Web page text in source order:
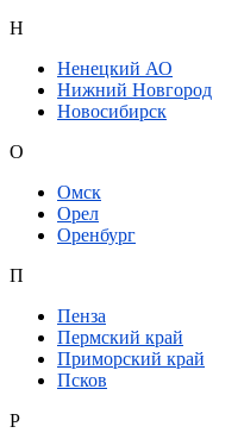
Н
Ненецкий АО
Нижний Новгород
Новосибирск
О
Омск
Орел
Оренбург
П
Пенза
Пермский край
Приморский край
Псков
Р